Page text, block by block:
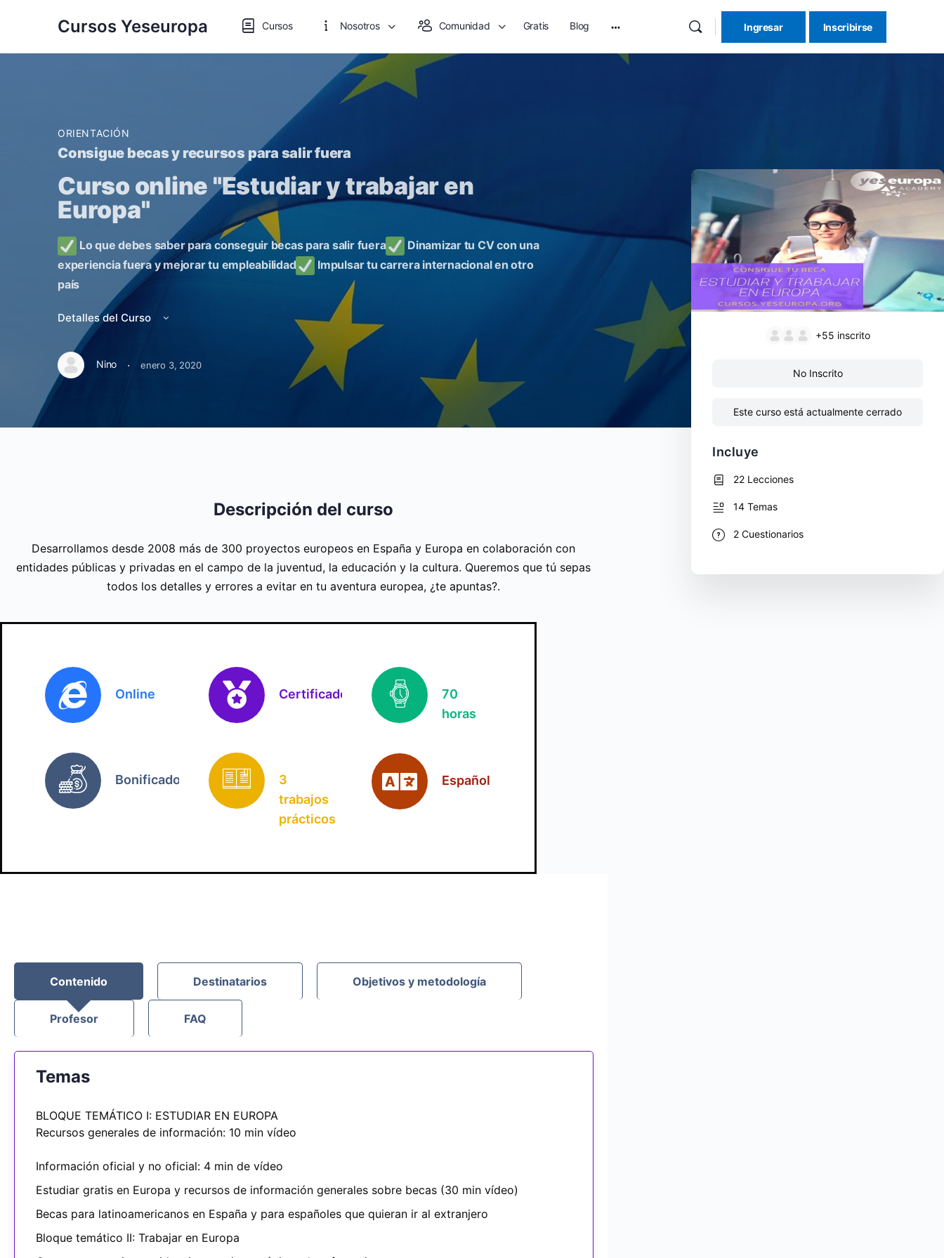
Cursos Yeseuropa Cursos Nosotros Comunidad Gratis Blog Ingresar Inscribirse
ORIENTACIÓN
Consigue becas y recursos para salir fuera
Curso online "Estudiar y trabajar en
Europa"
Lo que debes saber para conseguir becas para salir fuera
Dinamizar tu CV con una
experiencia fuera y mejorar tu empleabilidad
Impulsar tu carrera internacional en otro
país
Detalles del Curso
Nino · enero 3, 2020
Descripción del curso
Desarrollamos desde 2008 más de 300 proyectos europeos en España y Europa en colaboración con
entidades públicas y privadas en el campo de la juventud, la educación y la cultura. Queremos que tú sepas
todos los detalles y errores a evitar en tu aventura europea, ¿te apuntas?.
Online
Bonificado
Certificado
3
trabajos
prácticos
70
horas
Español
Contenido Destinatarios Objetivos y metodología
Profesor FAQ
Temas
BLOQUE TEMÁTICO I: ESTUDIAR EN EUROPA
Recursos generales de información: 10 min vídeo
Información oficial y no oficial: 4 min de vídeo
Estudiar gratis en Europa y recursos de información generales sobre becas (30 min vídeo)
Becas para latinoamericanos en España y para españoles que quieran ir al extranjero
Bloque temático II: Trabajar en Europa
+55 inscrito
No Inscrito
Este curso está actualmente cerrado
Incluye
22 Lecciones
14 Temas
2 Cuestionarios